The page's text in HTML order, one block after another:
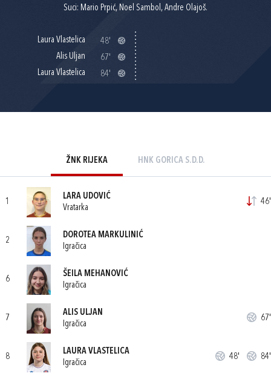
Suci: Mario Prpić, Noel Sambol, Andre Olajoš.
Laura Vlastelica
48'
Alis Uljan
67'
Laura Vlastelica
84'
ŽNK RIJEKA HNK GORICA S.D.D.
1
LARA UDOVIĆ
Vratarka
46'
2
DOROTEA MARKULINIĆ
Igračica
6
ŠEILA MEHANOVIĆ
Igračica
7
ALIS ULJAN
Igračica
67'
8
LAURA VLASTELICA
Igračica
48' 84'